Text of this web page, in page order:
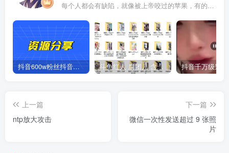
每个人都会有缺陷，就像被上帝咬过的苹果，有的人缺陷比较大，正是因为上帝特别喜欢他的芬芳
抖音600w粉丝抖音网红痞幼一手资料 877P 500M 含私拍 斗鱼红人 腐团儿 含付费 大尺写真 32套
上一篇
ntp放大攻击
下一篇
微信一次性发送超过 9 张照
片